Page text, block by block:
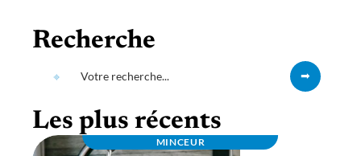
Recherche
Les plus récents
MINCEUR